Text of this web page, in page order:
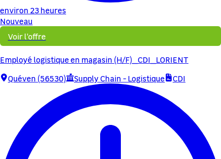
environ 23 heures
Nouveau
Voir l'offre
Employé logistique en magasin (H/F)_CDI_LORIENT
Quéven (56530)
Supply Chain - Logistique CDI